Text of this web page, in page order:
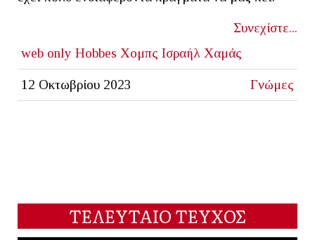
Συνεχίστε...
web only Hobbes Χομπς Ισραήλ Χαμάς
12 Οκτωβρίου 2023 Γνώμες
ΤΕΛΕΥΤΑΙΟ ΤΕΥΧΟΣ